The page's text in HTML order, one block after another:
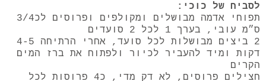
לסביח של כוכי:
תפוחי אדמה מבושלים ומקולפים ופרוסים לכ3/4
ס״מ עובי, בערך 1 לכל 2 סועדים
2 ביצים מבושלות לכל סועד, אחרי הרתיחה 4-5
דקות ומיד להעביר לכיור ולפתוח את ברז המים
הקרים
חצילים פרוסים, לא דק מדי, כ4 פרוסות לכל